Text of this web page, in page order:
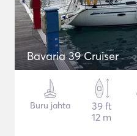
Bavaria 39 Cruiser
Buru jahta
39 ft
12 m